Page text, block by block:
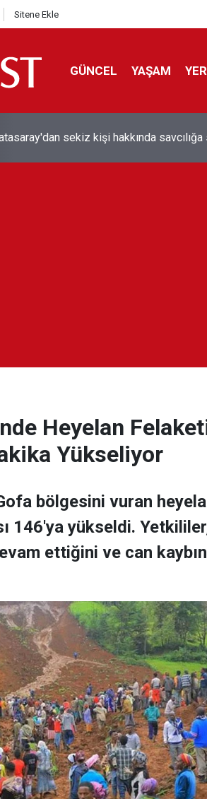
Sitene Ekle
GÜNCEL YAŞAM
sekiz kişi hakkında
Heyelan
Yükseliyor
bölgesini vuran
146'ya yükseldi.
ettiğini ve can